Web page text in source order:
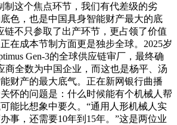
制这个焦点环节，我们有代差级的劣
色，也是中国具身智能财产最大的底
链不只参取了出产环节，更占领了价值
在成本节制方面更是独步全球。2025岁
Gen-3的全球供应链审厂，最终确
商全数为中国企业，而这也是杨平、汤
财产的最大底气。正在新网银行曲播
怀的问题是：什么时候能有个机械人帮
能比想象中要久。“通用人形机械人实
事，还需要10年到15年。”这是两位业